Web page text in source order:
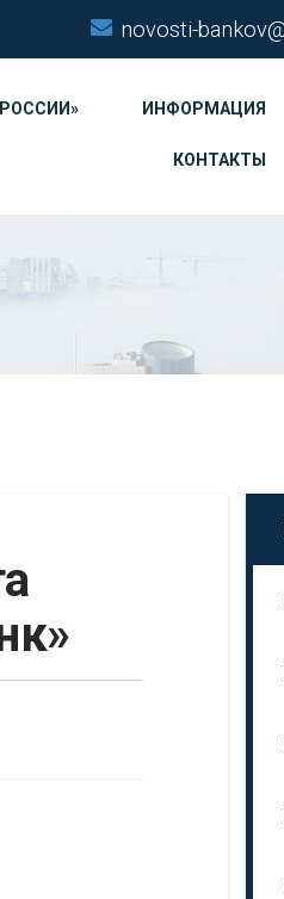
novosti-
ИНФОРМАЦИЯ
КОНТАКТЫ